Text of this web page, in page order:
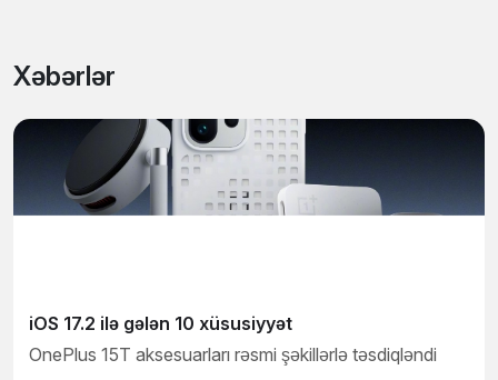
Xəbərlər
iOS 17.2 ilə gələn 10 xüsusiyyət
OnePlus 15T aksesuarları rəsmi şəkillərlə təsdiqləndi